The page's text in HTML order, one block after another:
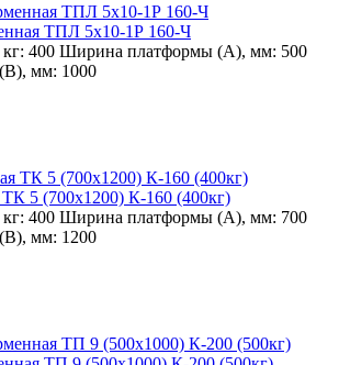
ТПЛ 5х10-1Р 160-Ч
400 Ширина платформы (А), мм: 500
мм: 1000
ТК 5 (700х1200) К-160 (400кг)
400 Ширина платформы (А), мм: 700
мм: 1200